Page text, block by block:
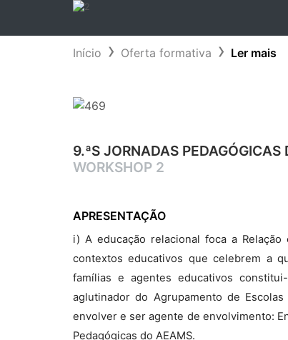
Início Oferta formativa Ler mais
9.ªS JORNADAS
WORKSHOP 2
APRESENTAÇÃO
i) A educação relacional foca a
contextos educativos que celebrem a
famílias e agentes educativos
aglutinador do Agrupamento de
envolver e ser agente de envolvimento:
Pedagógicas do AEAMS.